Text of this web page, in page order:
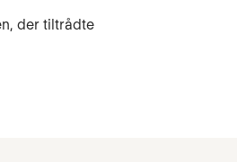
der tiltrådte